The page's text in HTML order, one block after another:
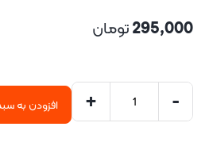
295,000تومان
-
+ افزودن به